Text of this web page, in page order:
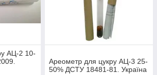
АЦ-2 10-
Ареометр для цукру АЦ-3 25-
50% ДСТУ 18481-81. Україна